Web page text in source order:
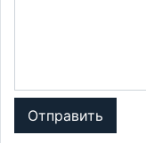
Отправить